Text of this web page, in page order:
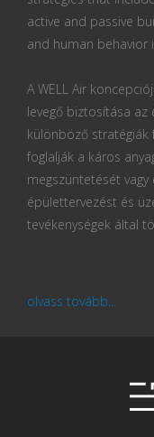
active and passive
and human behavior
A WELL Air
levegő biztosítása
különböző stratégiák
foglalják a káros
megszüntetését
épülettervezést és
tevékenységek által
olvass tovább...